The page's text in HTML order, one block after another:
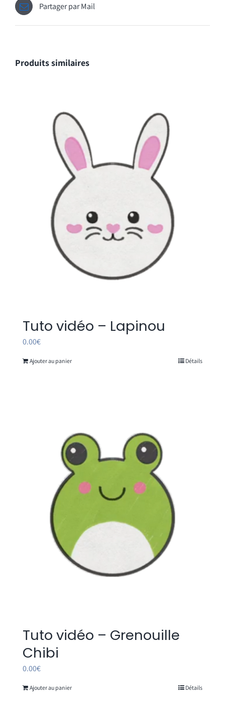
Partager par Mail
Produits similaires
Tuto vidéo – Lapinou
0.00€
Ajouter au panier Détails
Tuto vidéo – Grenouille
Chibi
0.00€
Ajouter au panier Détails